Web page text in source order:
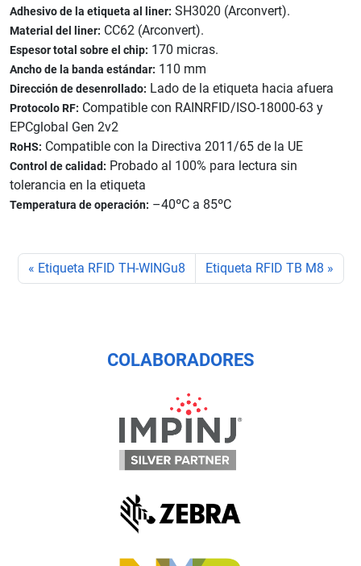
Adhesivo de la etiqueta al liner: SH3020 (Arconvert).
Material del liner: CC62 (Arconvert).
Espesor total sobre el chip: 170 micras.
Ancho de la banda estándar: 110 mm
Dirección de desenrollado: Lado de la etiqueta hacia afuera
Protocolo RF: Compatible con RAINRFID/ISO-18000-63 y
EPCglobal Gen 2v2
RoHS: Compatible con la Directiva 2011/65 de la UE
Control de calidad: Probado al 100% para lectura sin
tolerancia en la etiqueta
Temperatura de operación: –40ºC a 85ºC
Etiqueta RFID TH-WINGu8 Etiqueta RFID TB M8
COLABORADORES